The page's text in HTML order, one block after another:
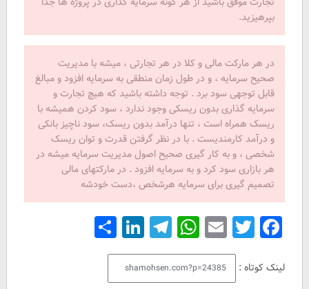
بپرهیزید.
در هر مارکت مالی و کلا در هر تجارتی ، میشه با مدیریت
صحیح سرمایه ، و در طول زمان منطقی به سرمایه افزود و مبالغ
قابل توجهی سود برد . توجه داشته باشید که هیچ تجارت و
سرمایه گذاری بدون ریسکی وجود ندارد ، سود کردن همیشه با
ریسک همراه است ، تنها درآمد بدون ریسک، سود ناچیز بانکی
و درآمد کارمندیست . با در نظر گرفتن قدرت و توان ریسک
شخصی ، و به کار گیری صحیح اصول مدیریت سرمایه میشه در
هر بازاری سود کرد و به سرمایه افزود . در مارکتهای مالی
تصمیم گیری برای سرمایه هرشخص ،دست خودشه
Facebook
Twitter
Email
WhatsApp
Telegram
LinkedIn
Share
لینک کوتاه :